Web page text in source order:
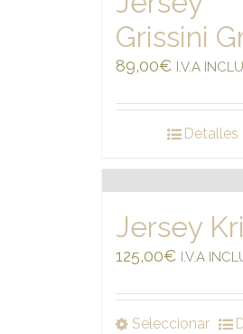
Grissini
89,00€ I.V.A
Detalles
Jersey
125,00€ I.V.A
Seleccionar